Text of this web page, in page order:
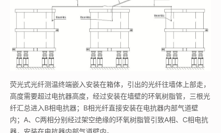
荧光式光纤测温终端嵌入安装在箱体，引出的光纤往墙体上部走，
高度需要超过电抗器高度，经过安装在墙壁的环氧树脂管，三根光
纤汇总进入B相电抗器；B相光纤直接安装在电抗器内部气道壁
内；A、C两相分别经过架空绝缘的环氧树脂管引致A相、C相电抗